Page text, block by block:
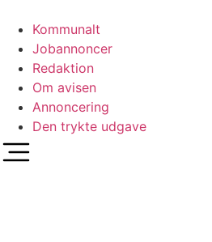
indhold
Kommunalt
Jobannoncer
Redaktion
Om avisen
Annoncering
Den trykte udgave